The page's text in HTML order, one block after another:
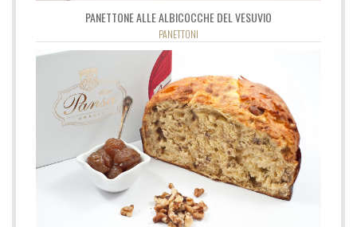
PANETTONE ALLE ALBICOCCHE DEL VESUVIO
PANETTONI